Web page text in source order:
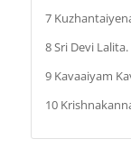
7
8 Sri Devi Lalita.
9 Kavaaiyam
10